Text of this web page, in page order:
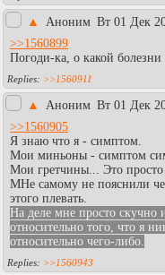
▲ Аноним Вт 01 Дек
>>1560899
Погоди-ка, о какой
>>1560911
▲ Аноним Вт 01 Дек
>>1560905
Я знаю что я - симптом.
Мои миньоны - симптом
Мои гретчины... Это просто
МНе самому не пояснили
этого плевать.
На деле мне просто скучно
относительно того, что я
относительно чего-либо.
>>1560943